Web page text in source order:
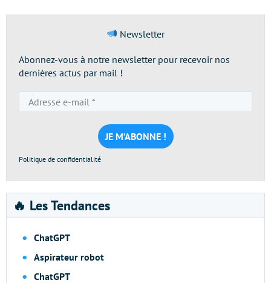
Newsletter
Abonnez-vous à notre newsletter pour recevoir nos
dernières actus par mail !
e-
mail
*
Politique de confidentialité
🔥 Les Tendances
ChatGPT
Aspirateur robot
ChatGPT